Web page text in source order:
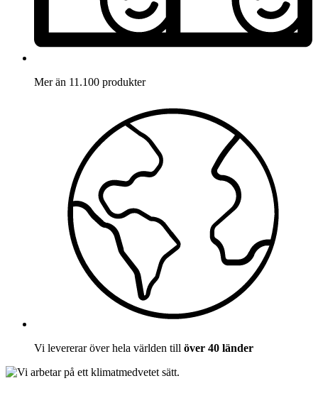
Mer än 11.100 produkter
Vi levererar över hela världen till över 40 länder